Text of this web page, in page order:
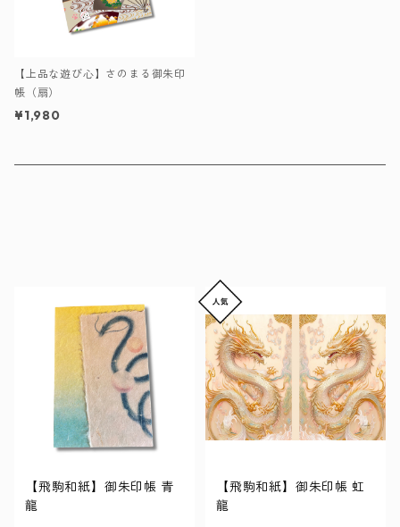
【上品な遊び心】さのまる御朱印
帳（扇）
¥1,980
【飛駒和紙】御朱印帳 青
龍
【飛駒和紙】御朱印帳 虹
龍